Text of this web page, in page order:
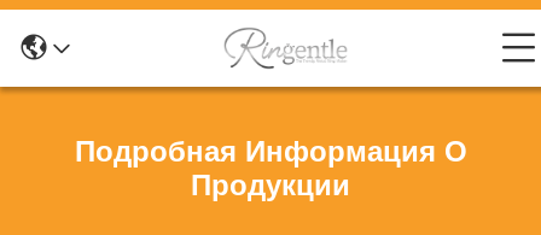
Подробная Информация О
Продукции